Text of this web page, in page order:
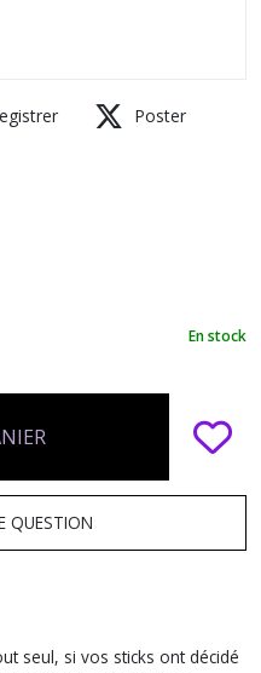
Poster
En stock
QUESTION
seul, si vos sticks ont décidé